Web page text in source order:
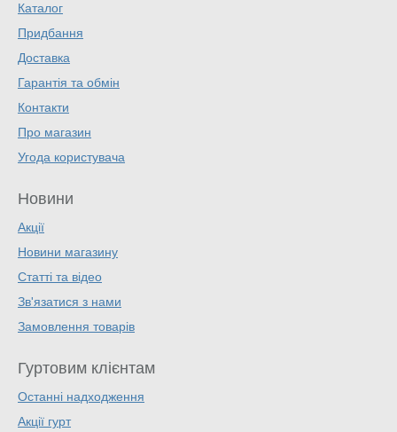
Каталог
Придбання
Доставка
Гарантія та обмін
Контакти
Про магазин
Угода користувача
Новини
Акції
Новини магазину
Статті та відео
Зв'язатися з нами
Замовлення товарів
Гуртовим клієнтам
Останні надходження
Акції гурт